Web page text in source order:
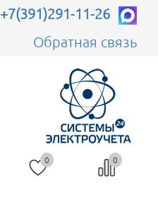
+7(391)291-11-26
Обратная связь
0 0